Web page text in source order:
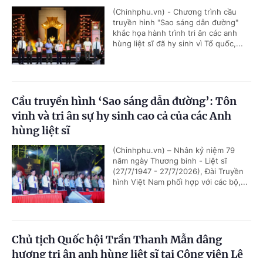
(Chinhphu.vn) - Chương trình cầu
truyền hình "Sao sáng dẫn đường"
khắc họa hành trình tri ân các anh
hùng liệt sĩ đã hy sinh vì Tổ quốc,...
Cầu truyền hình ‘Sao sáng dẫn đường’: Tôn
vinh và tri ân sự hy sinh cao cả của các Anh
hùng liệt sĩ
(Chinhphu.vn) – Nhân kỷ niệm 79
năm ngày Thương binh - Liệt sĩ
(27/7/1947 - 27/7/2026), Đài Truyền
hình Việt Nam phối hợp với các bộ,...
Chủ tịch Quốc hội Trần Thanh Mẫn dâng
hương tri ân anh hùng liệt sĩ tại Công viên Lê